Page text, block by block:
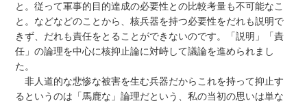
と。従って軍事的目的達成の必要性との比較考量も不可能なこ
と。などなどのことから、核兵器を持つ必要性をだれも説明で
きず、だれも責任をとることができないのです。「説明」「責
任」の論理を中心に核抑止論に対峙して議論を進められまし
た。
非人道的な悲惨な被害を生む兵器だからこれを持って抑止す
るというのは「馬鹿な」論理だという、私の当初の思いは単な